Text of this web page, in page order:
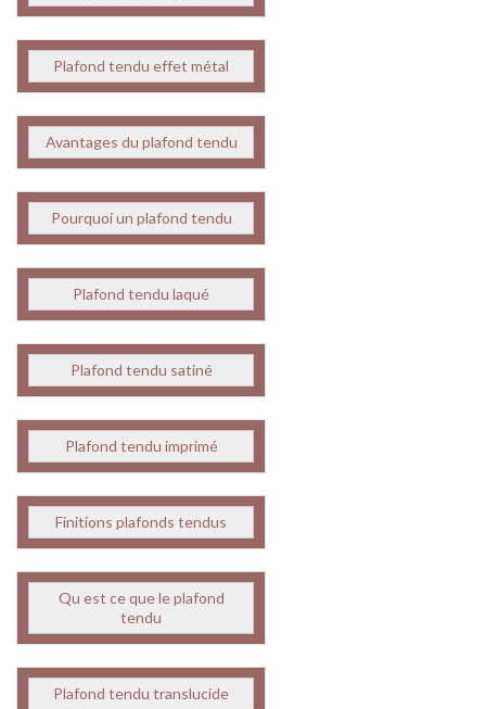
Plafond tendu effet métal
Avantages du plafond tendu
Pourquoi un plafond tendu
Plafond tendu laqué
Plafond tendu satiné
Plafond tendu imprimé
Finitions plafonds tendus
Qu est ce que le plafond
tendu
Plafond tendu translucide